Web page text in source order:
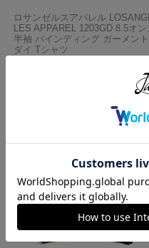
ロサンゼルスアパレル
LES APPAREL 1203GD 8.5オン
半袖 バインディング ガーメント
ダイ Tシャツ